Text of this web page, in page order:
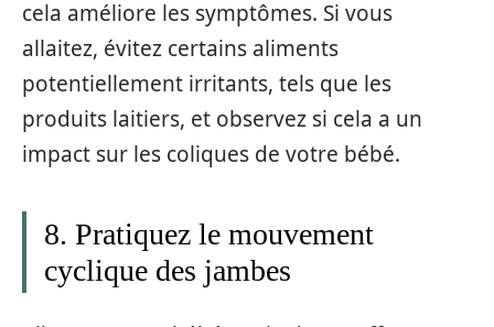
cela améliore les symptômes. Si vous
allaitez, évitez certains aliments
potentiellement irritants, tels que les
produits laitiers, et observez si cela a un
impact sur les coliques de votre bébé.
8. Pratiquez le mouvement
cyclique des jambes